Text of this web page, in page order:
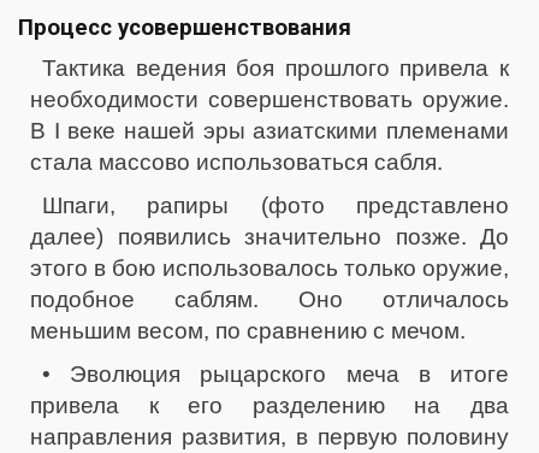
Процесс усовершенствования
Тактика ведения боя прошлого привела к
необходимости совершенствовать оружие.
В I веке нашей эры азиатскими племенами
стала массово использоваться сабля.
Шпаги, рапиры (фото представлено
далее) появились значительно позже. До
этого в бою использовалось только оружие,
подобное саблям. Оно отличалось
меньшим весом, по сравнению с мечом.
• Эволюция рыцарского меча в итоге
привела к его разделению на два
направления развития, в первую половину